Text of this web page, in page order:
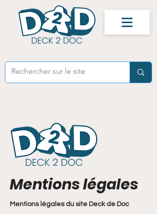
Mentions légales
Mentions légales du site Deck de Doc